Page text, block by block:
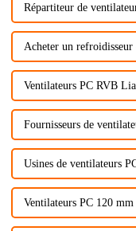
Répartiteur de
Acheter un refroidisseur
Ventilateurs PC RVB
Fournisseurs de
Usines de ventilateurs
Ventilateurs PC 120